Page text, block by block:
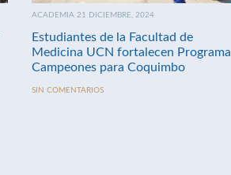
ACADEMIA 21 DICIEMBRE, 2024
Estudiantes de la Facultad de
Medicina UCN fortalecen Programa
Campeones para Coquimbo
SIN COMENTARIOS